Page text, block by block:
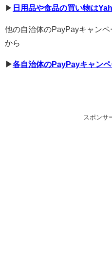
▶︎ 日用品や食品の買い物は
他の自治体のPayPayキャン
から
▶︎各自治体のPayPayキャン
スポンサ